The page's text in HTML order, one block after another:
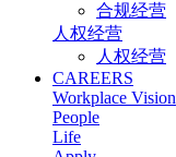
合规经营
人权经营
人权经营
CAREERS
Workplace Vision
People
Life